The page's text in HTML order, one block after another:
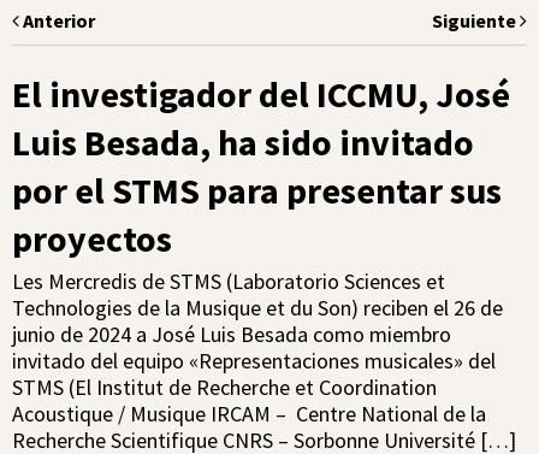
Anterior Siguiente
El investigador del ICCMU, José
Luis Besada, ha sido invitado
por el STMS para presentar sus
proyectos
Les Mercredis de STMS (Laboratorio Sciences et
Technologies de la Musique et du Son) reciben el 26 de
junio de 2024 a José Luis Besada como miembro
invitado del equipo «Representaciones musicales» del
STMS (El Institut de Recherche et Coordination
Acoustique / Musique IRCAM – Centre National de la
Recherche Scientifique CNRS – Sorbonne Université […]